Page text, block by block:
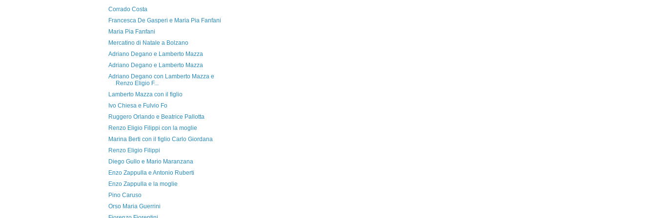
Corrado Costa
Francesca De Gasperi e Maria Pia Fanfani
Maria Pia Fanfani
Mercatino di Natale a Bolzano
Adriano Degano e Lamberto Mazza
Adriano Degano e Lamberto Mazza
Adriano Degano con Lamberto Mazza e
Renzo Eligio F...
Lamberto Mazza con il figlio
Ivo Chiesa e Fulvio Fo
Ruggero Orlando e Beatrice Pallotta
Renzo Eligio Filippi con la moglie
Marina Berti con il figlio Carlo Giordana
Renzo Eligio Filippi
Diego Gullo e Mario Maranzana
Enzo Zappulla e Antonio Ruberti
Enzo Zappulla e la moglie
Pino Caruso
Orso Maria Guerrini